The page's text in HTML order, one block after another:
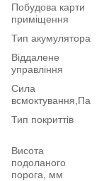
Побудова карти
приміщення
Тип акумулятора
Віддалене
управління
Сила
всмоктування,Па
Тип покриттів
Висота
подоланого
порога, мм